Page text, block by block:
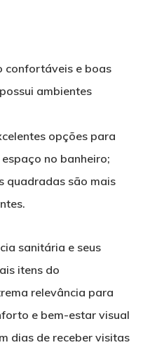
confortáveis e boas
ambientes
opções para
no banheiro;
quadradas são mais
sanitária e seus
itens do
relevância para
e bem-estar visual
dias de receber visitas